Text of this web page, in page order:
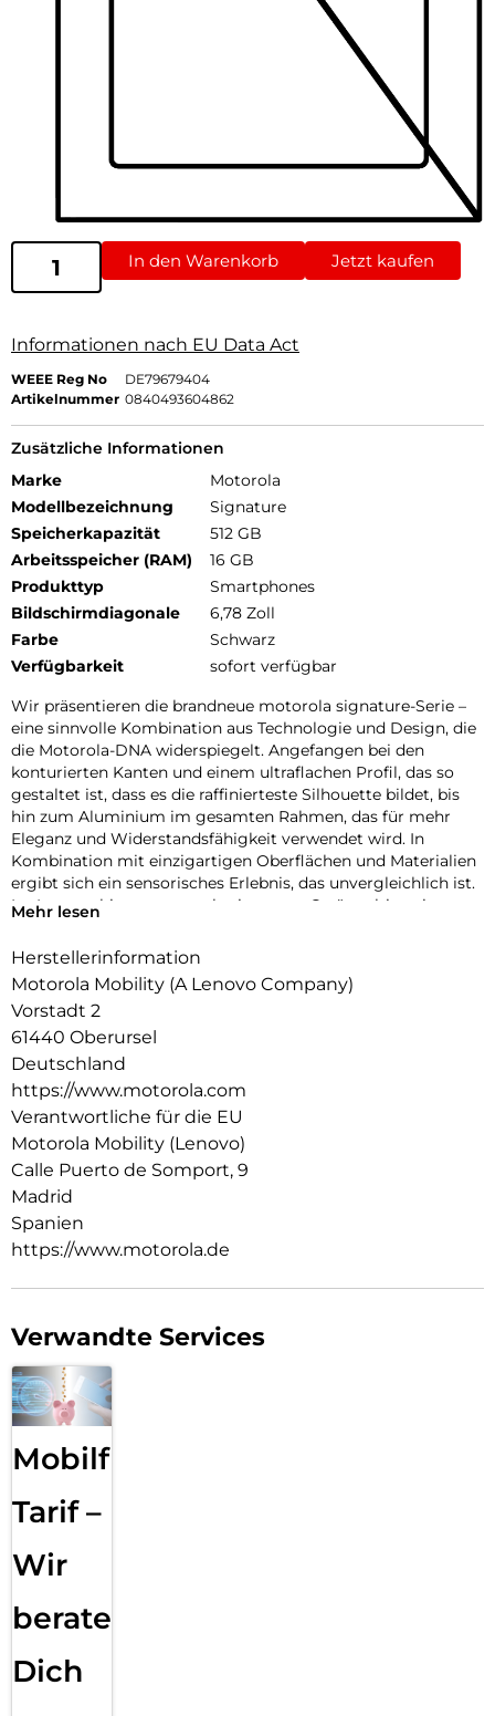
In den Warenkorb Jetzt kaufen
Informationen nach EU Data Act
WEEE Reg No
DE79679404
Artikelnummer 0840493604862
Zusätzliche Informationen
Marke
Motorola
Modellbezeichnung
Signature
Speicherkapazität
512 GB
Arbeitsspeicher (RAM)
16 GB
Produkttyp
Smartphones
Bildschirmdiagonale
6,78 Zoll
Farbe
Schwarz
Verfügbarkeit
sofort verfügbar
Wir präsentieren die brandneue motorola signature-Serie –
eine sinnvolle Kombination aus Technologie und Design, die
die Motorola-DNA widerspiegelt. Angefangen bei den
konturierten Kanten und einem ultraflachen Profil, das so
gestaltet ist, dass es die raffinierteste Silhouette bildet, bis
hin zum Aluminium im gesamten Rahmen, das für mehr
Eleganz und Widerstandsfähigkeit verwendet wird. In
Kombination mit einzigartigen Oberflächen und Materialien
ergibt sich ein sensorisches Erlebnis, das unvergleichlich ist.
Im Inneren bieten motorola signature-Geräte ultimative
Standards in Sachen Bildqualität ausgezeichnet wurde. Mit
Snapdragon 8 Gen 5 Prozessor der nächsten Generation hast
du die nötige Leistung, um Momente wie nie zuvor
einzufangen. Mit exklusiven, maßgeschneiderten Services
und bis zu sieben Jahren Betriebssystem- und
Sicherheitsupdates wird dein Gesamterlebnis aufgewertet.1
Erwarte das Beste von motorola signature
Mehr lesen
Herstellerinformation
Motorola Mobility (A Lenovo Company)
Vorstadt 2
61440 Oberursel
Deutschland
https://www.motorola.com
Verantwortliche für die EU
Motorola Mobility (Lenovo)
Calle Puerto de Somport, 9
Madrid
Spanien
https://www.motorola.de
Verwandte Services
Mobilfunk
Tarif –
Wir
beraten
Dich